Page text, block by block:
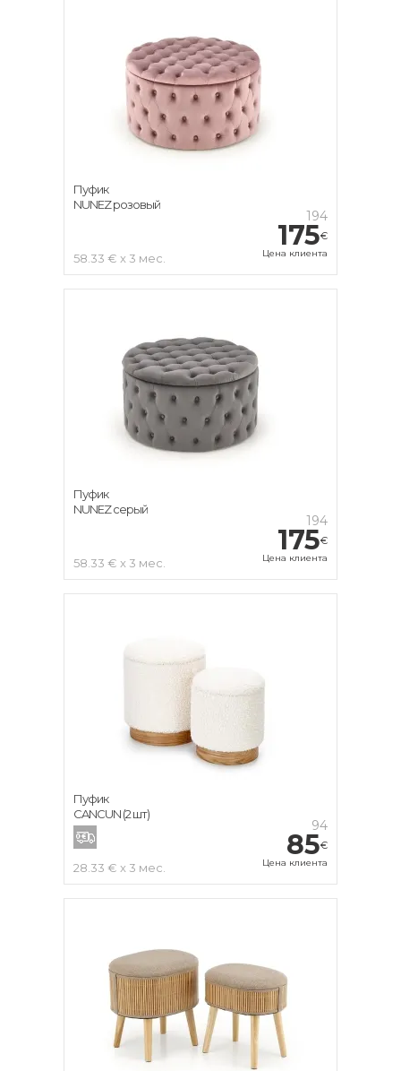
194
175€
Цена клиента
58.33 € x 3 мес.
Пуфик
NUNEZ розовый
194
175€
Цена клиента
58.33 € x 3 мес.
Пуфик
NUNEZ серый
94
85€
Цена клиента
28.33 € x 3 мес.
Пуфик
CANCUN (2 шт)